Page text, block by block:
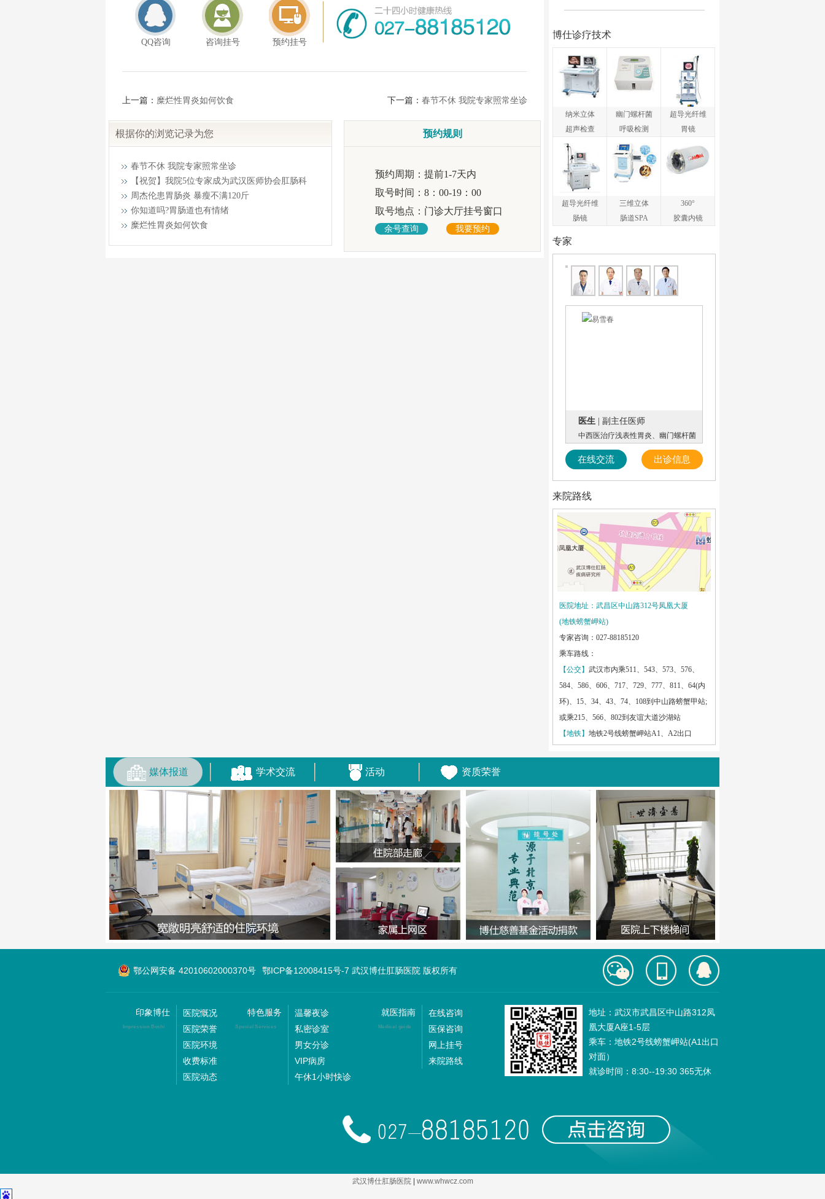
QQ咨询 咨询挂号 预约挂号
上一篇： 糜烂性胃炎如何饮食 下一篇： 春节不休 我院专家照常坐诊
根据你的浏览记录为您
春节不休 我院专家照常坐诊
【祝贺】我院5位专家成为武汉医师协会肛肠科
周杰伦患胃肠炎 暴瘦不满120斤
你知道吗?胃肠道也有情绪
糜烂性胃炎如何饮食
预约规则
预约周期： 提前1-7天内
取号时间： 8：00-19：00
取号地点： 门诊大厅挂号窗口
余号查询 我要预约
博仕诊疗技术
纳米立体
超声检查
幽门螺杆菌
呼吸检测
超导光纤维
胃镜
超导光纤维
肠镜
三维立体
肠道SPA
360°
胶囊内镜
专家
医生 | 副主任医师
中西医治疗浅表性胃炎、幽门螺杆菌
在线交流 出诊信息
来院路线
医院地址：武昌区中山路312号凤凰大厦
(地铁螃蟹岬站)
专家咨询：027-88185120
乘车路线：
【公交】 武汉市内乘511、543、573、576、
584、586、606、717、729、777、811、64(内
环)、15、34、43、74、108到中山路螃蟹甲站;
或乘215、566、802到友谊大道沙湖站
【地铁】 地铁2号线螃蟹岬站A1、A2出口
媒体报道 学术交流 活动 资质荣誉
鄂公网安备 42010602000370号 鄂ICP备12008415号-7 武汉博仕肛肠医院 版权所有
印象博仕
Impression Boshi
医院慨况
医院荣誉
医院环境
收费标准
医院动态
特色服务
Special Services
温馨夜诊
私密诊室
男女分诊
VIP病房
午休1小时快诊
就医指南
Medical guide
在线咨询
医保咨询
网上挂号
来院路线
地址：武汉市武昌区中山路312凤
凰大厦A座1-5层
乘车：地铁2号线螃蟹岬站(A1出口
对面）
就诊时间：8:30--19:30 365无休
武汉博仕肛肠医院| www.whwcz.com